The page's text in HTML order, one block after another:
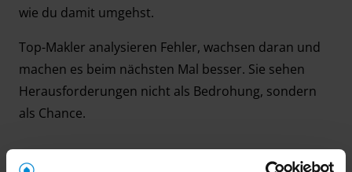
wie du damit umgehst.
Top-Makler analysieren Fehler, wachsen daran und
machen es beim nächsten Mal besser. Sie sehen
Herausforderungen nicht als Bedrohung, sondern
als Chance.
Dein innerer Antrieb zählt